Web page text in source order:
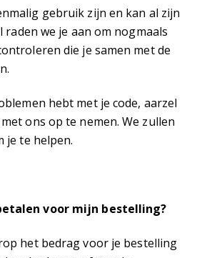
gebruik zijn en kan al zijn
we je aan om nogmaals
die je samen met de
hebt met je code, aarzel
ons op te nemen. We zullen
je te helpen.
voor mijn bestelling?
het bedrag voor je bestelling